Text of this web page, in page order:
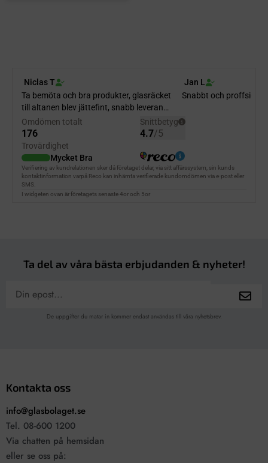
Ta del av våra bästa erbjudanden & nyheter!
De uppgifter du matar in kommer endast användas till våra nyhetsbrev.
Kontakta oss
info@glasbolaget.se
Tel. 08-600 1200
Via chatten på hemsidan
eller se oss på: